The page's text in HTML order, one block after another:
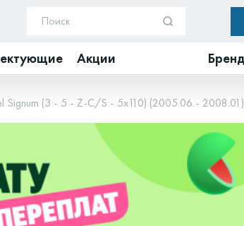
Акции
Signum (3 - 5 - Z-C/S - 5x110) (2005.06 - 2008.01)